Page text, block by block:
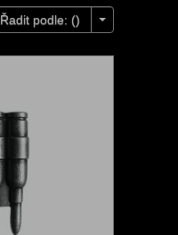
Řadit podle: ()